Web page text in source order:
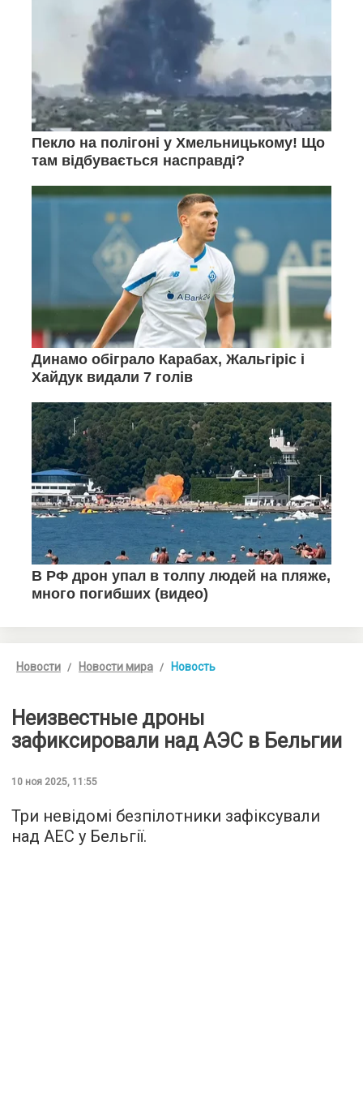
Новости Новости мира Новость
Неизвестные дроны
зафиксировали над АЭС в Бельгии
10 ноя 2025, 11:55
Три невідомі безпілотники зафіксували
над АЕС у Бельгії.